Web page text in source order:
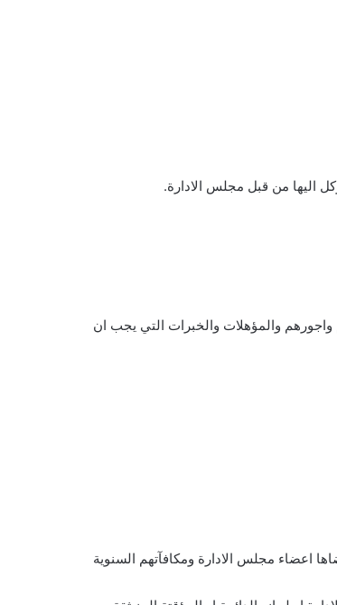
اعضاء مجلس الادارة ومكافآتهم السنوية